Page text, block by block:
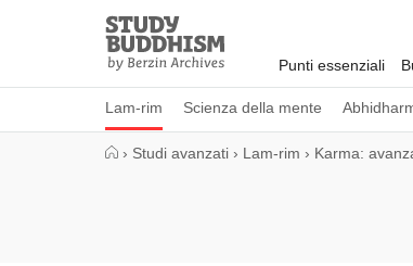
Study
Buddhism
Home
Punti essenziali
Lam-rim Scienza della mente
› Studi avanzati › Lam-rim › Karma: